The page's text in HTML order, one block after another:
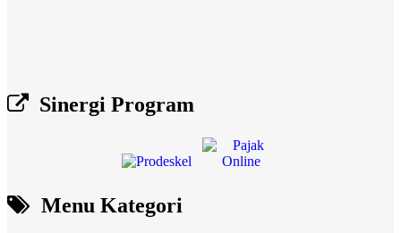
Sinergi Program
Menu Kategori